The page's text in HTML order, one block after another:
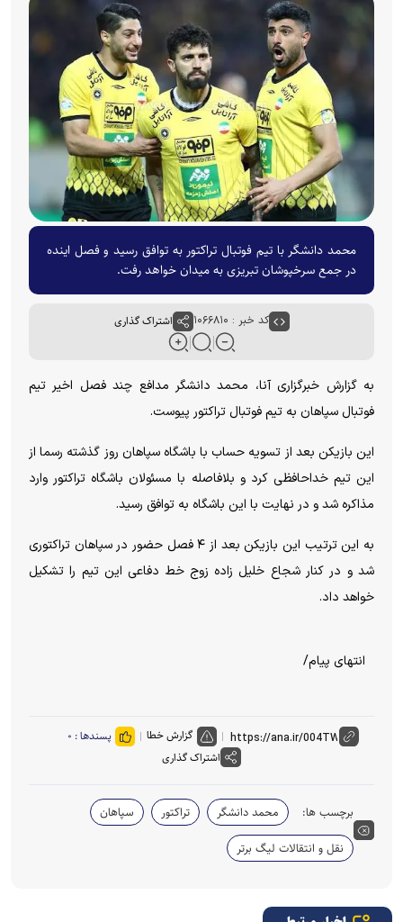
محمد دانشگر با تیم فوتبال تراکتور به توافق رسید و فصل اینده
در جمع سرخپوشان تبریزی به میدان خواهد رفت.
کد خبر : ۱۰۶۶۸۱۰ اشتراک گذاری
به گزارش خبرگزاری آنا، محمد دانشگر مدافع چند فصل اخیر تیم
فوتبال سپاهان به تیم فوتبال تراکتور پیوست.
این بازیکن بعد از تسویه حساب با باشگاه سپاهان روز گذشته رسما از
این تیم خداحافظی کرد و بلافاصله با مسئولان باشگاه تراکتور وارد
مذاکره شد و در نهایت با این باشگاه به توافق رسید.
به این ترتیب این بازیکن بعد از ۴ فصل حضور در سپاهان تراکتوری
شد و در کنار شجاع خلیل زاده زوج خط دفاعی این تیم را تشکیل
خواهد داد.
انتهای پیام/
گزارش خطا پسندها : ۰
اشتراک گذاری
برچسب ها: محمد دانشگر تراکتور
سپاهان
نقل و انتقالات لیگ برتر